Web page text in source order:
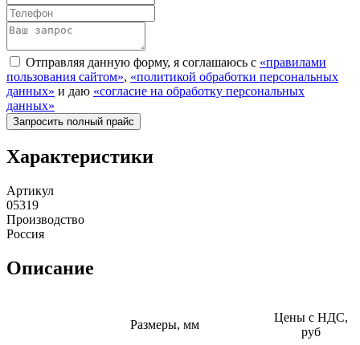
Отправляя данную форму, я соглашаюсь с «правилами
пользования сайтом», «политикой обработки персональных
данных» и даю «согласие на обработку персональных
данных»
Характеристики
Артикул
05319
Производство
Россия
Описание
Размеры, мм
Цены с НДС,
руб